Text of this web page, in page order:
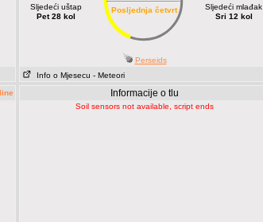
Sljedeći uštap
Pet 28 kol
Posljednja četvrt
Sljedeći mlađak
Sri 12 kol
Perseids
Info o Mjesecu - Meteori
Informacije o tlu
Soil sensors not available, script ends